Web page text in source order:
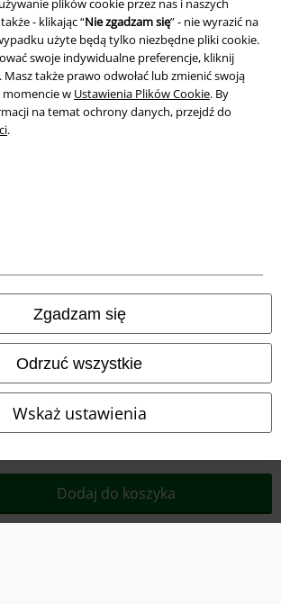
plików cookie przez nas i naszych
- klikając “Nie zgadzam się” - nie wyrazić na
użyte będą tylko niezbędne pliki cookie.
swoje indywidualne preferencje, kliknij
Masz także prawo odwołać lub zmienić swoją
w Ustawienia Plików Cookie. By
na temat ochrony danych, przejdź do
.
Zgadzam się
Odrzuć wszystkie
Wskaż ustawienia
Dodaj do koszyka
odstąpienia od umowy
podatek VAT. Nie zawierają
HGmbH
EMP